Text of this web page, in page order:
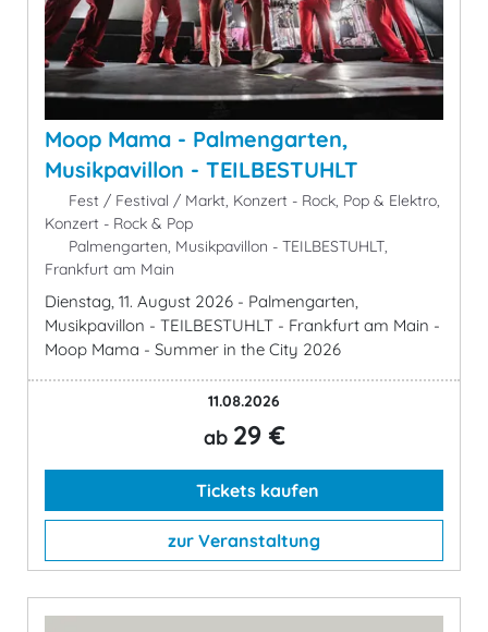
Moop Mama - Palmengarten,
Musikpavillon - TEILBESTUHLT
Fest / Festival / Markt, Konzert - Rock, Pop & Elektro,
Konzert - Rock & Pop
Palmengarten, Musikpavillon - TEILBESTUHLT,
Frankfurt am Main
Dienstag, 11. August 2026 - Palmengarten,
Musikpavillon - TEILBESTUHLT - Frankfurt am Main -
Moop Mama - Summer in the City 2026
11.08.2026
ab 29 €
Tickets kaufen
zur Veranstaltung